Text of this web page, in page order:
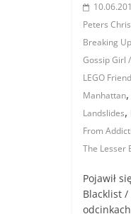
Peters
Breaking Up
Gossip Girl
LEGO
Manhattan,
Landslides,
From
The Lesser
Pojawił
Blacklist /
odcinkach